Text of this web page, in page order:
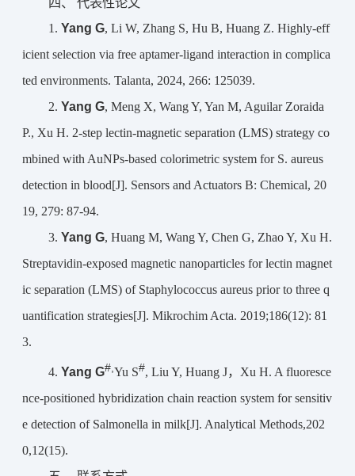
1. Yang G, Li W, Zhang S, Hu B, Huang Z. Highly-eff
icient selection via free aptamer-ligand interaction in complica
ted environments. Talanta, 2024, 266: 125039.
2. Yang G, Meng X, Wang Y, Yan M, Aguilar Zoraida
P., Xu H. 2-step lectin-magnetic separation (LMS) strategy co
mbined with AuNPs-based colorimetric system for S. aureus
detection in blood[J]. Sensors and Actuators B: Chemical, 20
19, 279: 87-94.
3. Yang G, Huang M, Wang Y, Chen G, Zhao Y, Xu H.
Streptavidin-exposed magnetic nanoparticles for lectin magnet
ic separation (LMS) of Staphylococcus aureus prior to three q
uantification strategies[J]. Mikrochim Acta. 2019;186(12): 81
3.
4. Yang G#, Yu S#, Liu Y, Huang J，Xu H. A fluoresce
nce-positioned hybridization chain reaction system for sensitiv
e detection of Salmonella in milk[J]. Analytical Methods,202
0,12(15).